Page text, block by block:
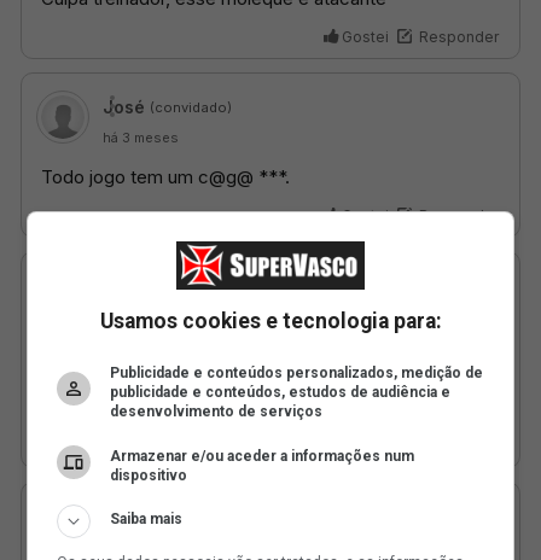
Usamos cookies e tecnologia para:
Publicidade e conteúdos personalizados, medição de
publicidade e conteúdos, estudos de audiência e
desenvolvimento de serviços
Armazenar e/ou aceder a informações num
dispositivo
Saiba mais